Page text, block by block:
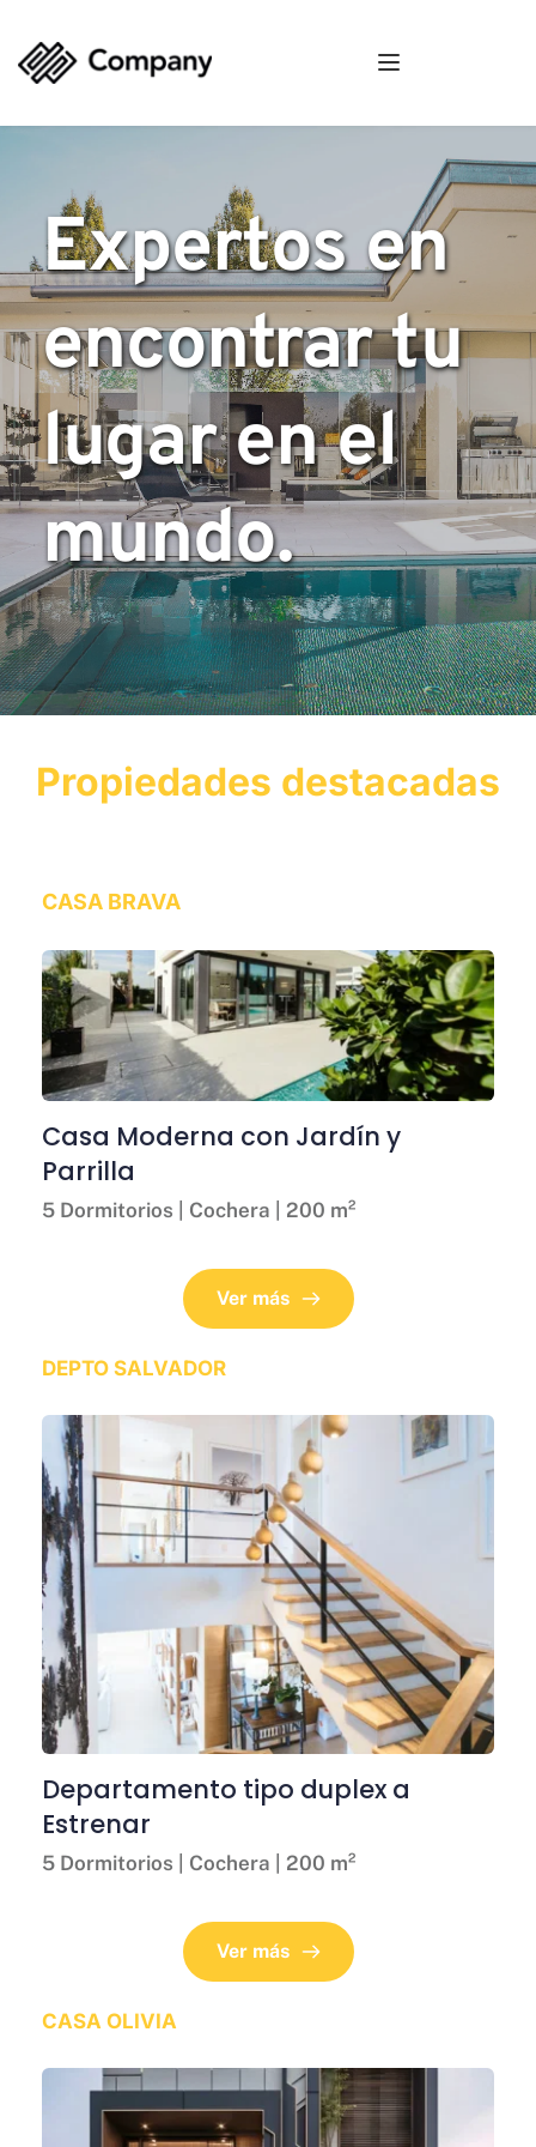
Expertos en
encontrar tu
lugar en el
mundo.
Propiedades destacadas
CASA BRAVA
Casa Moderna con Jardín y
Parrilla
5 Dormitorios | Cochera | 200 m²
Ver más
DEPTO SALVADOR
Departamento tipo duplex a
Estrenar
5 Dormitorios | Cochera | 200 m²
Ver más
CASA OLIVIA